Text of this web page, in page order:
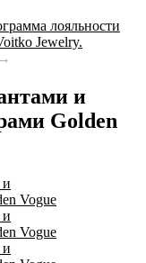
лояльности
→
и
Golden